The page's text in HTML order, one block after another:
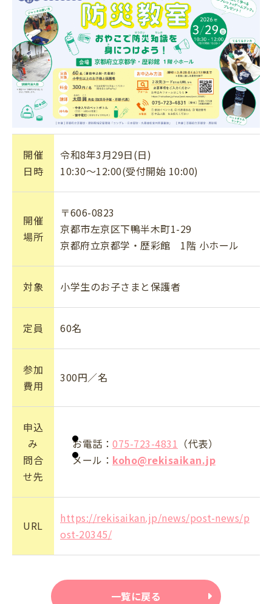
開催
日時
令和8年3月29日(日)
10:30～12:00(受付開始 10:00)
開催
場所
〒606-0823
京都市左京区下鴨半木町1-29
京都府立京都学・歴彩館 1階 小ホール
対象 小学生のお子さまと保護者
定員 60名
参加
費用
300円／名
申込
み
問合
せ先
お電話： 075-723-4831 （代表）
メール： koho@rekisaikan.jp
URL
https://rekisaikan.jp/news/post-news/p
ost-20345/
一覧に戻る